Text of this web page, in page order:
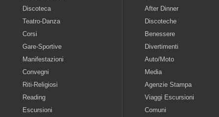
Discoteca
Teatro-Danza
Corsi
Gare-Sportive
Manifestazioni
Convegni
Riti-Religiosi
Reading
Escursioni
After Dinner
Discoteche
Benessere
Divertimenti
Auto/Moto
Media
Agenzie Stampa
Viaggi Escursioni
Comuni